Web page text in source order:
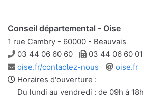
Conseil départemental - Oise
1 rue Cambry - 60000 - Beauvais
Téléphone
03 44 06 60 60 Télécopie
03 44 06 60 01
Adresse
e-
mail
oise.fr/contactez-nous
Site
oise.fr
Horaires d'ouverture :
Du lundi au vendredi : de 09h à 18h